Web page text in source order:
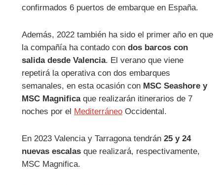
confirmados 6 puertos de embarque en España.
Además, 2022 también ha sido el primer año en que
la compañía ha contado condos barcos con
salida desde Valencia. El verano que viene
repetirá la operativa con dos embarques
semanales, en esta ocasión con MSC Seashore y
MSC Magnificaque realizarán itinerarios de 7
noches por el Mediterráneo Occidental.
En 2023 Valencia y Tarragona tendrán 25 y 24
nuevas escalas que realizará, respectivamente,
MSC Magnifica.